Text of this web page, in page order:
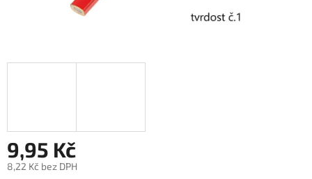
9,95 Kč
8,22 Kč bez DPH